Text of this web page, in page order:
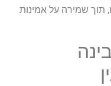
תוך שמירה על אמינות